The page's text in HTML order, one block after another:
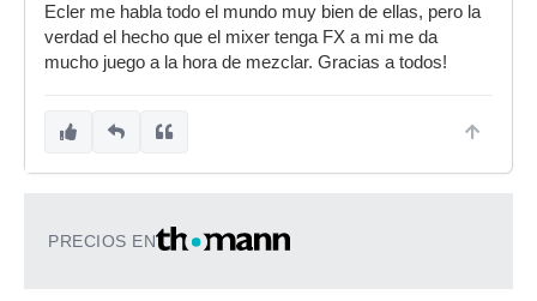
Ecler me habla todo el mundo muy bien de ellas, pero la
verdad el hecho que el mixer tenga FX a mi me da
mucho juego a la hora de mezclar. Gracias a todos!
PRECIOS EN